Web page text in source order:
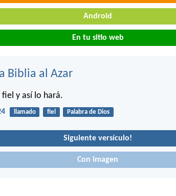
Android
En tu sitio web
Biblia al Azar
fiel y así lo hará.
llamado fiel Palabra de Dios
Siguiente versículo!
Con imagen